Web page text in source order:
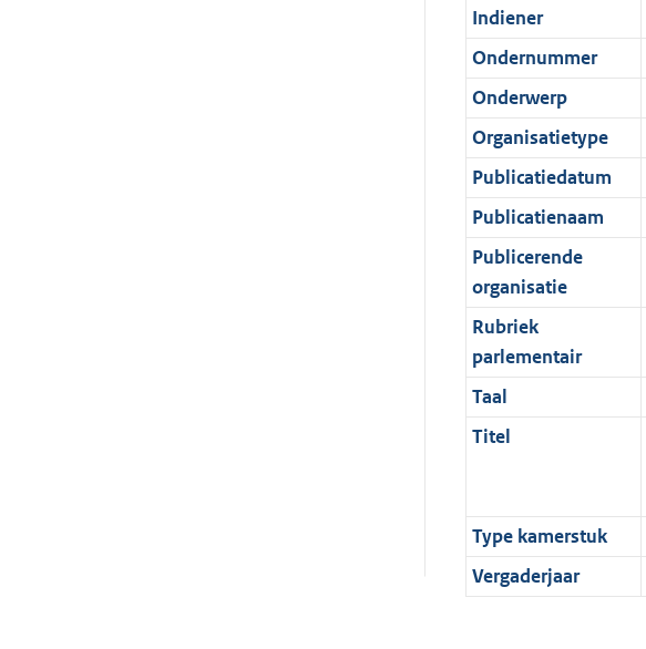
t
a
t
a
a
t
Indiener
Ondernummer
Onderwerp
Organisatietype
Publicatiedatum
Publicatienaam
Publicerende
organisatie
Rubriek
parlementair
Taal
Titel
Type kamerstuk
Vergaderjaar